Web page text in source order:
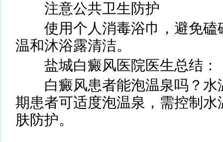
注意公共卫生防护
使用个人消毒浴巾，避免磕
温和沐浴露清洁。
盐城白癜风医院医生总结：
白癜风患者能泡温泉吗？水
期患者可适度泡温泉，需控制
肤防护。